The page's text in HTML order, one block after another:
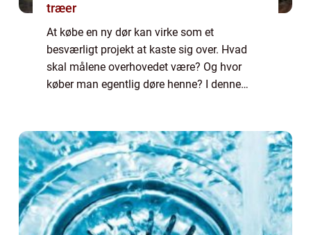
træer
At købe en ny dør kan virke som et
besværligt projekt at kaste sig over. Hvad
skal målene overhovedet være? Og hvor
køber man egentlig døre henne? I denne